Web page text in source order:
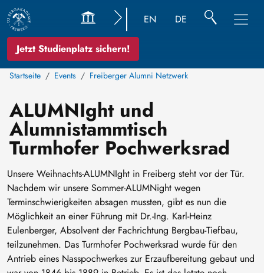
Jetzt Studienplatz sichern!
EN DE
Startseite Events Freiberger Alumni Netzwerk
ALUMNIght und
Alumnistammtisch
Turmhofer Pochwerksrad
Unsere Weihnachts-ALUMNIght in Freiberg steht vor der Tür.
Nachdem wir unsere Sommer-ALUMNight wegen
Terminschwierigkeiten absagen mussten, gibt es nun die
Möglichkeit an einer Führung mit Dr.-Ing. Karl-Heinz
Eulenberger, Absolvent der Fachrichtung Bergbau-Tiefbau,
teilzunehmen. Das Turmhofer Pochwerksrad wurde für den
Antrieb eines Nasspochwerkes zur Erzaufbereitung gebaut und